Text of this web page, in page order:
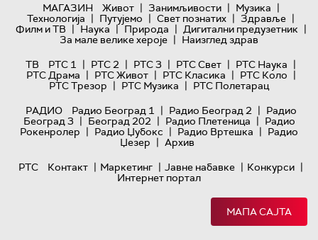
МАГАЗИН
Живот | Занимљивости | Музика |
Технологијa | Путујемо | Свет познатих | Здравље |
Филм и ТВ | Наука | Природа | Дигитални предузетник |
За мале велике хероје | Наизглед здрав
ТВ
РТС 1 | РТС 2 | РТС 3 | РТС Свет | РТС Наука |
РТС Драма | РТС Живот | РТС Класика | РТС Коло |
РТС Трезор | РТС Музика | РТС Полетарац
РАДИО
Радио Београд 1 | Радио Београд 2 | Радио
Београд 3 | Београд 202 | Радио Плетеница | Радио
Рокенролер | Радио Џубокс | Радио Вртешка | Радио
Џезер | Архив
РТС
Контакт | Маркетинг | Јавне набавке | Конкурси |
Интернет портал
МАПА САЈТА